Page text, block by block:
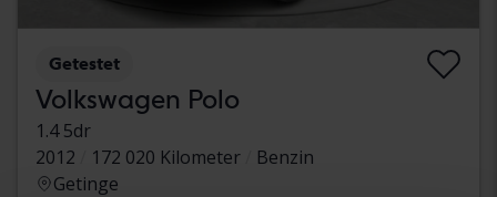
Getestet
Volkswagen Polo
1.4 5dr
2012
172 020 Kilometer
Benzin
Getinge